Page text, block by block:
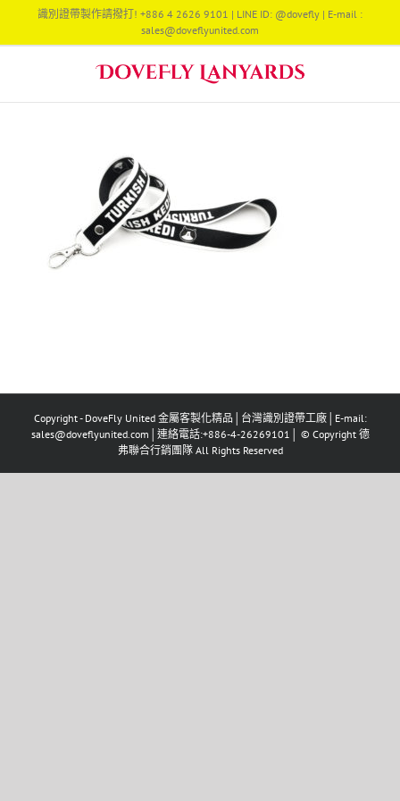
content
識別證帶製作請撥打! +886 4 2626 9101 | LINE ID: @dovefly | E-mail :
sales@doveflyunited.com
Copyright - DoveFly United 金屬客製化精品│台灣識別證帶工廠│E-mail:
sales@doveflyunited.com│連絡電話:+886-4-26269101│ © Copyright 德
弗聯合行銷團隊 All Rights Reserved